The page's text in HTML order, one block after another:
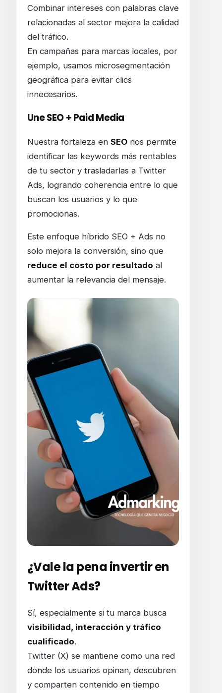
Combinar intereses con palabras clave
relacionadas al sector mejora la calidad
del tráfico.
En campañas para marcas locales, por
ejemplo, usamos microsegmentación
geográfica para evitar clics
innecesarios.
Une SEO + Paid Media
Nuestra fortaleza en SEOnos permite
identificar las keywords más rentables
de tu sector y trasladarlas a Twitter
Ads, logrando coherencia entre lo que
buscan los usuarios y lo que
promocionas.
Este enfoque híbrido SEO + Ads no
solo mejora la conversión, sino que
reduce el costo por resultado al
aumentar la relevancia del mensaje.
¿Vale la pena invertir en
Twitter Ads?
Sí, especialmente si tu marca busca
visibilidad, interacción y tráfico
cualificado.
Twitter (X) se mantiene como una red
donde los usuarios opinan, descubren
y comparten contenido en tiempo